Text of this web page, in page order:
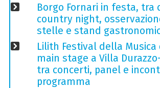
Borgo Fornari in festa, tra
country night,
stelle e stand
Lilith Festival della Musica
main stage a Villa
tra concerti, panel e
programma